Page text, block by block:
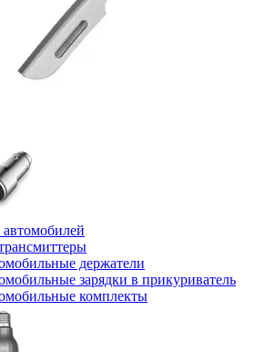
держатели
зарядки в прикуриватель
комплекты